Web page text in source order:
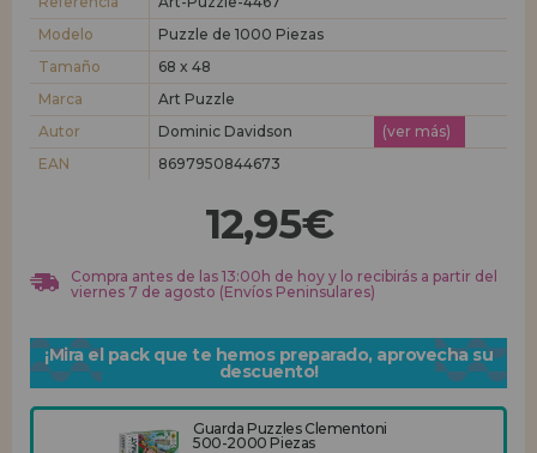
nuevo distribuidor
¿Eres Profesional o Empresa?. ¿Quieres vender en tu negocio
condiciones de ventas con descuentos especiales para la distribución.
¡Adelante! Te estábamos esperando.
Modelo
Puzzle de 1000 Piezas
Tamaño
68 x 48
Marca
Art Puzzle
Autor
Dominic Davidson
(ver más)
EAN
8697950844673
12,95€
Compra antes de las 13:00h de hoy y lo recibirás a partir del
viernes 7 de agosto (Envíos Peninsulares)
¡Mira el pack que te hemos preparado, aprovecha su
descuento!
Guarda Puzzles Clementoni
500-2000 Piezas